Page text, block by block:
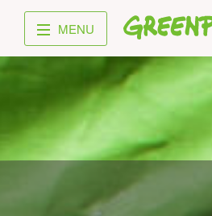
Greenpeace
MENU